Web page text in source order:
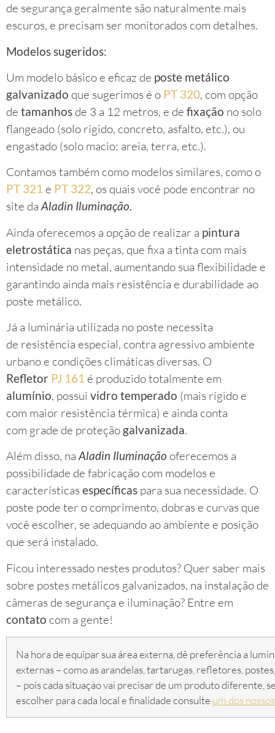
de segurança geralmente são naturalmente mais
escuros, e precisam ser monitorados com detalhes.
Modelos sugeridos:
Um modelo básico e eficaz de poste metálico
galvanizado que sugerimos é o PT 320, com opção
de tamanhosde 3 a 12 metros, e de fixação no solo
flangeado (solo rígido, concreto, asfalto, etc.), ou
engastado (solo macio: areia, terra, etc.).
Contamos também como modelos similares, como o
PT 321 e PT 322, os quais você pode encontrar no
site daAladin Iluminação.
Ainda oferecemos a opção de realizar a pintura
eletrostática nas peças, que fixa a tinta com mais
intensidade no metal, aumentando sua flexibilidade e
garantindo ainda mais resistência e durabilidade ao
poste metálico.
Já a luminária utilizada no poste necessita
de resistência especial, contra agressivo ambiente
urbano e condições climáticas diversas. O
Refletor PJ 161 é produzido totalmente em
alumínio, possui vidro temperado (mais rígido e
com maior resistência térmica) e ainda conta
com grade de proteção galvanizada.
Além disso, naAladin Iluminação oferecemos a
possibilidade de fabricação com modelos e
características específicas para sua necessidade. O
poste pode ter o comprimento, dobras e curvas que
você escolher, se adequando ao ambiente e posição
que será instalado.
Ficou interessado nestes produtos? Quer saber mais
sobre postes metálicos galvanizados, na instalação de
câmeras de segurança e iluminação? Entre em
contato com a gente!
Na hora de equipar sua área externa, dê preferência a
externas – como as arandelas, tartarugas, refletores,
– pois cada situação vai precisar de um produto diferente,
escolher para cada local e finalidade consulte um dos